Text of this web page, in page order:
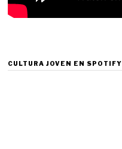
CULTURA JOVEN EN SPOTIFY